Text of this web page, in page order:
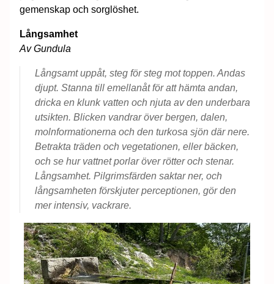
gemenskap och sorglöshet.
Långsamhet
Av Gundula
Långsamt uppåt, steg för steg mot toppen. Andas
djupt. Stanna till emellanåt för att hämta andan,
dricka en klunk vatten och njuta av den underbara
utsikten. Blicken vandrar över bergen, dalen,
molnformationerna och den turkosa sjön där nere.
Betrakta träden och vegetationen, eller bäcken,
och se hur vattnet porlar över rötter och stenar.
Långsamhet. Pilgrimsfärden saktar ner, och
långsamheten förskjuter perceptionen, gör den
mer intensiv, vackrare.